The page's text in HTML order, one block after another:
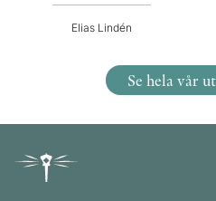
Elias Lindén
Se hela vår